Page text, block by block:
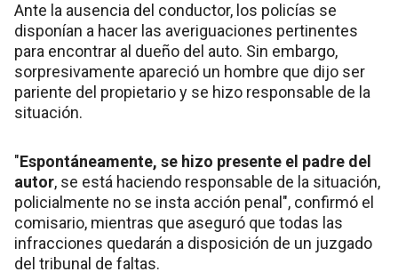
Ante la ausencia del conductor, los policías se
disponían a hacer las averiguaciones pertinentes
para encontrar al dueño del auto. Sin embargo,
sorpresivamente apareció un hombre que dijo ser
pariente del propietario y se hizo responsable de la
situación.
"Espontáneamente, se hizo presente el padre del
autor, se está haciendo responsable de la situación,
policialmente no se insta acción penal", confirmó el
comisario, mientras que aseguró que todas las
infracciones quedarán a disposición de un juzgado
del tribunal de faltas.